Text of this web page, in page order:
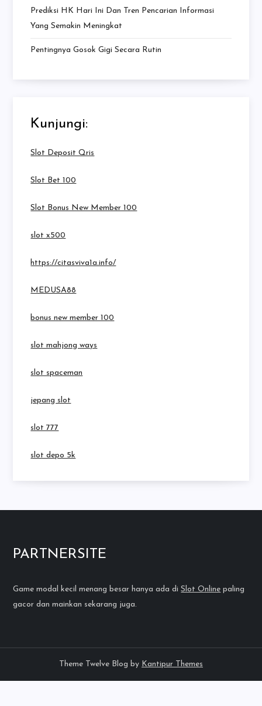
Prediksi HK Hari Ini Dan Tren Pencarian Informasi
Yang Semakin Meningkat
Pentingnya Gosok Gigi Secara Rutin
Kunjungi:
Slot Deposit Qris
Slot Bet 100
Slot Bonus New Member 100
slot x500
https://citasviva1a.info/
MEDUSA88
bonus new member 100
slot mahjong ways
slot spaceman
jepang slot
slot 777
slot depo 5k
PARTNERSITE
Game modal kecil menang besar hanya ada diSlot Online paling
gacor dan mainkan sekarang juga.
Theme Twelve Blog by Kantipur Themes